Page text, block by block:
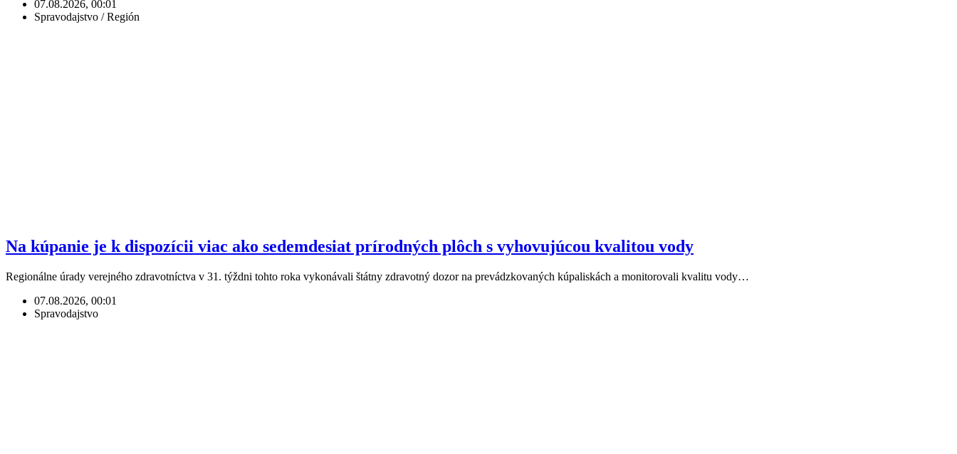
07.08.2026, 00:01
Spravodajstvo / Región
Na kúpanie je k dispozícii viac ako sedemdesiat prírodných plôch s vyhovujúcou kvalitou vody
Regionálne úrady verejného zdravotníctva v 31. týždni tohto roka vykonávali štátny zdravotný dozor na prevádzkovaných kúpaliskách a monitorovali kvalitu vody…
07.08.2026, 00:01
Spravodajstvo